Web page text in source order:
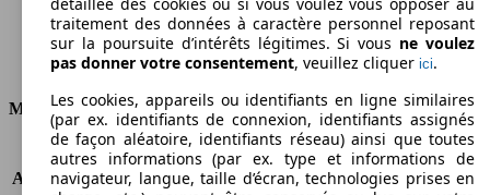
Ø 8.3 l/100km
Consommation
Moteur et Puissance
KW (CH)
75 kW (102 PS)
Accélération (0-100 km/h) 13.7s
traitement des données à caractère personnel reposant
sur la poursuite d’intérêts légitimes. Si vous ne voulez
pas donner votre consentement, veuillez cliquer ici.
Les cookies, appareils ou identifiants en ligne similaires
(par ex. identifiants de connexion, identifiants assignés
de façon aléatoire, identifiants réseau) ainsi que toutes
autres informations (par ex. type et informations de
navigateur, langue, taille d’écran, technologies prises en